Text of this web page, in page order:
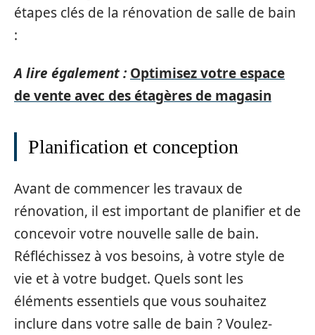
étapes clés de la rénovation de salle de bain
:
A lire également : Optimisez votre espace
de vente avec des étagères de magasin
Planification et conception
Avant de commencer les travaux de
rénovation, il est important de planifier et de
concevoir votre nouvelle salle de bain.
Réfléchissez à vos besoins, à votre style de
vie et à votre budget. Quels sont les
éléments essentiels que vous souhaitez
inclure dans votre salle de bain ? Voulez-